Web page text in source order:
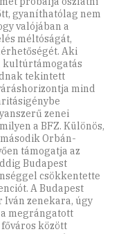
gyaníthatólag nem
valójában a
méltóságát,
Aki
kultúrtámogatás
tekintett
mind
zenei
a BFZ. Különös,
Orbán-
támogatja az
Budapest
csökkentette
A Budapest
zenekara, úgy
megrángatott
között